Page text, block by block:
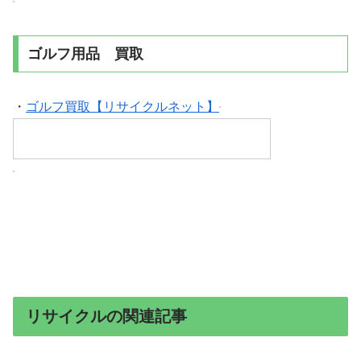
ゴルフ用品 買取
・ ゴルフ買取【リサイクルネット】
リサイクルの関連記事